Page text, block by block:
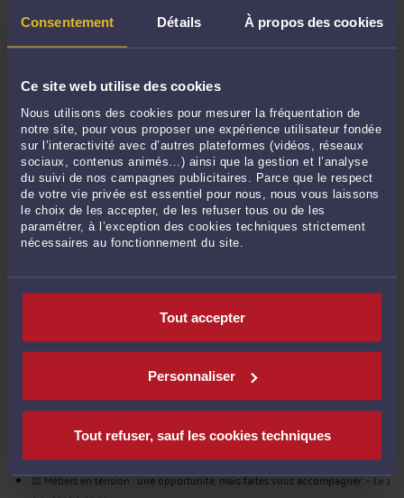
Consentement Détails À propos des cookies
Ce site web utilise des cookies
Nous utilisons des cookies pour mesurer la fréquentation de
notre site, pour vous proposer une expérience utilisateur fondée
sur l’interactivité avec d’autres plateformes (vidéos, réseaux
sociaux, contenus animés…) ainsi que la gestion et l’analyse
du suivi de nos campagnes publicitaires. Parce que le respect
de votre vie privée est essentiel pour nous, nous vous laissons
le choix de les accepter, de les refuser tous ou de les
paramétrer, à l’exception des cookies techniques strictement
nécessaires au fonctionnement du site.
Tout accepter
Personnaliser
Tout refuser, sauf les cookies techniques
CONSULTER PAR VIDÉO
CONSULTER PAR TÉLÉPHONE
POSER UNE QUESTION ÉCRITE
DERNIÈRES PUBLICATIONS
⚠️ Suspension d’office des agences de Transfert argent RIA, MoneyGram,
Western Union par le prestataire : un risque majeur pour les petits
⚽️ Transfert d’un joueur : un contrat tripartite et des clauses d’intéressement
à manier avec précision-Le 1 juin 2026 à 10:41
# ⚖️ Clauses résolutoires dans les CDD sportifs : valides ou pas ❓-
⚖️ Métiers en tension : une opportunité, mais faites vous accompagner.-Le 1